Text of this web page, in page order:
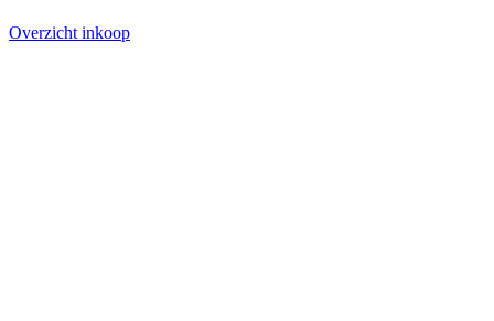
Overzicht inkoop